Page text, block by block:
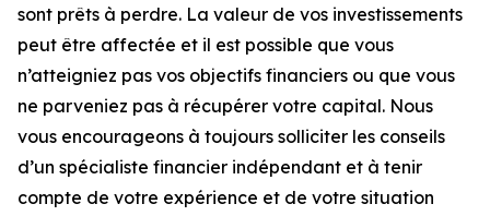
sont prêts à perdre. La valeur de vos investissements
peut être affectée et il est possible que vous
n’atteigniez pas vos objectifs financiers ou que vous
ne parveniez pas à récupérer votre capital. Nous
vous encourageons à toujours solliciter les conseils
d’un spécialiste financier indépendant et à tenir
compte de votre expérience et de votre situation